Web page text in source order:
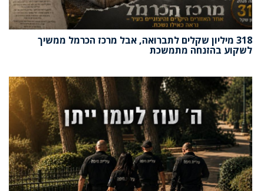
318 מיליון שקלים לתברואה, אבל מרכז הכרמל ממשיך
לשקוע בהזנחה מתמשכת